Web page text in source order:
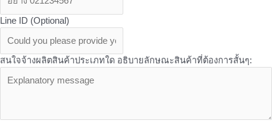
Line ID (Optional)
สนใจจ้างผลิตสินค้าประเภทใด อธิบายลักษณะสินค้าที่ต้องการสั้นๆ: